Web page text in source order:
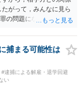
がって，みんなに見ら
の問題にならないかの
か否かで判断されま
っており，不特定又は
公然性はないと思いま
すが，本件では，通過
態をなくしている）の
故意が認められること
捕まる可能性は
#逮捕による解雇・退学回避
い